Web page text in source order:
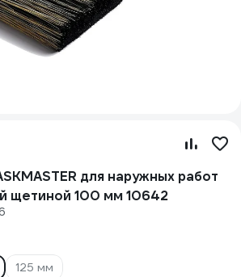
для наружных работ
щетиной 100 мм 10642
125 мм